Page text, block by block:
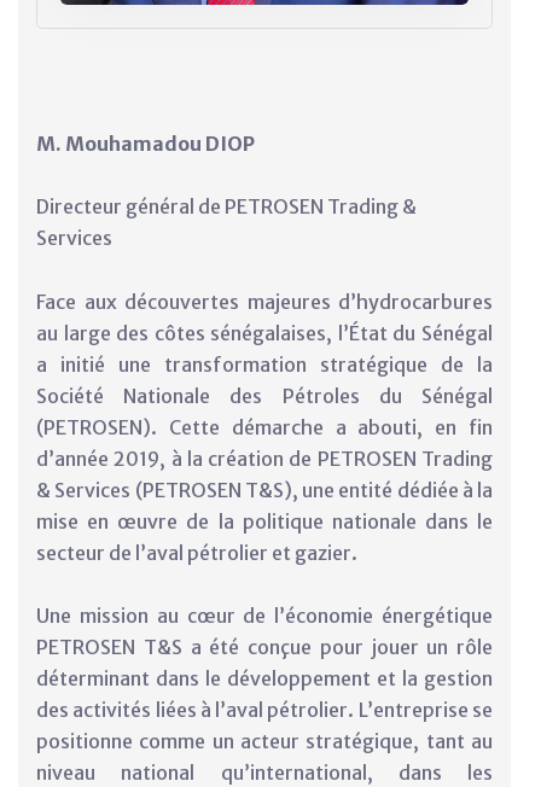
M. Mouhamadou DIOP
Directeur général de PETROSEN Trading &
Services
Face aux découvertes majeures d’hydrocarbures
au large des côtes sénégalaises, l’État du Sénégal
a initié une transformation stratégique de la
Société Nationale des Pétroles du Sénégal
(PETROSEN). Cette démarche a abouti, en fin
d’année 2019, à la création de PETROSEN Trading
& Services (PETROSEN T&S), une entité dédiée à la
mise en œuvre de la politique nationale dans le
secteur de l’aval pétrolier et gazier.
Une mission au cœur de l’économie énergétique
PETROSEN T&S a été conçue pour jouer un rôle
déterminant dans le développement et la gestion
des activités liées à l’aval pétrolier. L’entreprise se
positionne comme un acteur stratégique, tant au
niveau national qu’international, dans les